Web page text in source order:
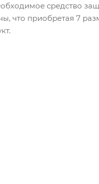
средство
что приобретая 7